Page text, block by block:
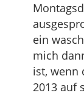
ein
mich
ist, wenn
2013 auf